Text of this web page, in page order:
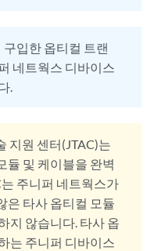
입한 옵티컬 트랜
네트웍스 디바이스
.
지원 센터(JTAC)는
듈 및 케이블을 완벽
주니퍼 네트웍스가
은 타사 옵티컬 모듈
지 않습니다. 타사 옵
는 주니퍼 디바이스